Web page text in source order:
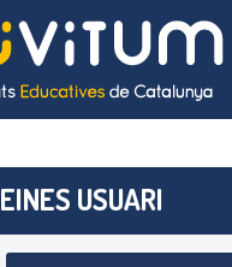
EINES USUARI